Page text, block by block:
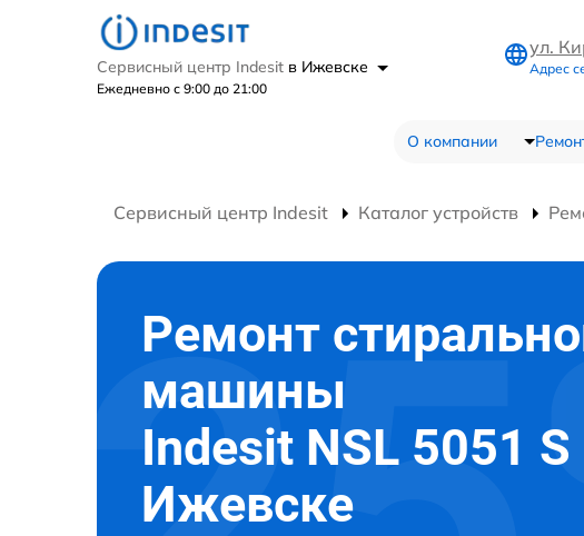
Сервисный центр Indesit в Ижевске
Ежедневно с 9:00 до 21:00
ул.
Адрес
О компании
Сервисный центр Indesit Каталог устройств
Ремонт
машины
Indesit NSL 5051 S
Ижевске